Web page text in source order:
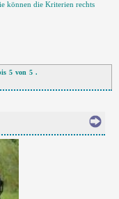
können die Kriterien rechts
5 von 5 .